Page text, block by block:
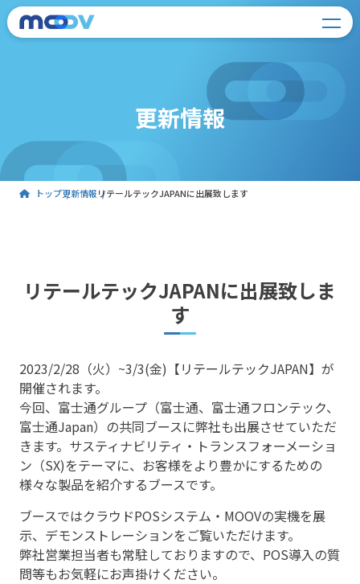
更新情報
トップ更新情報リテールテックJAPANに出展致します
リテールテックJAPANに出展致しま
す
2023/2/28（火）~3/3(金)【リテールテックJAPAN】が
開催されます。
今回、富士通グループ（富士通、富士通フロンテック、
富士通Japan）の共同ブースに弊社も出展させていただ
きます。サスティナビリティ・トランスフォーメーショ
ン（SX)をテーマに、お客様をより豊かにするための
様々な製品を紹介するブースです。
ブースではクラウドPOSシステム・MOOVの実機を展
示、デモンストレーションをご覧いただけます。
弊社営業担当者も常駐しておりますので、POS導入の質
問等もお気軽にお声掛けください。